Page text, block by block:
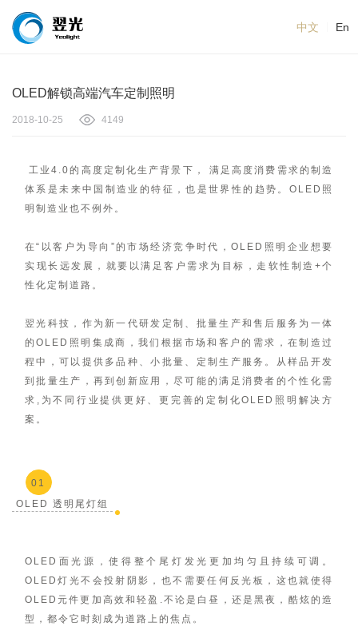
中文 En
OLED解锁高端汽车定制照明
2018-10-25 4149
工业4.0的高度定制化生产背景下， 满足高度消费需求的制造
体系是未来中国制造业的特征，也是世界性的趋势。OLED照
明制造业也不例外。
在“以客户为导向”的市场经济竞争时代，OLED照明企业想要
实现长远发展，就要以满足客户需求为目标，走软性制造+个
性化定制道路。
翌光科技，作为新一代研发定制、批量生产和售后服务为一体
的OLED照明集成商，我们根据市场和客户的需求，在制造过
程中，可以提供多品种、小批量、定制生产服务。从样品开发
到批量生产，再到创新应用，尽可能的满足消费者的个性化需
求,为不同行业提供更好、更完善的定制化OLED照明解决方
案。
01
OLED 透明尾灯组
OLED面光源，使得整个尾灯发光更加均匀且持续可调。
OLED灯光不会投射阴影，也不需要任何反光板，这也就使得
OLED元件更加高效和轻盈.不论是白昼，还是黑夜，酷炫的造
型，都令它时刻成为道路上的焦点。